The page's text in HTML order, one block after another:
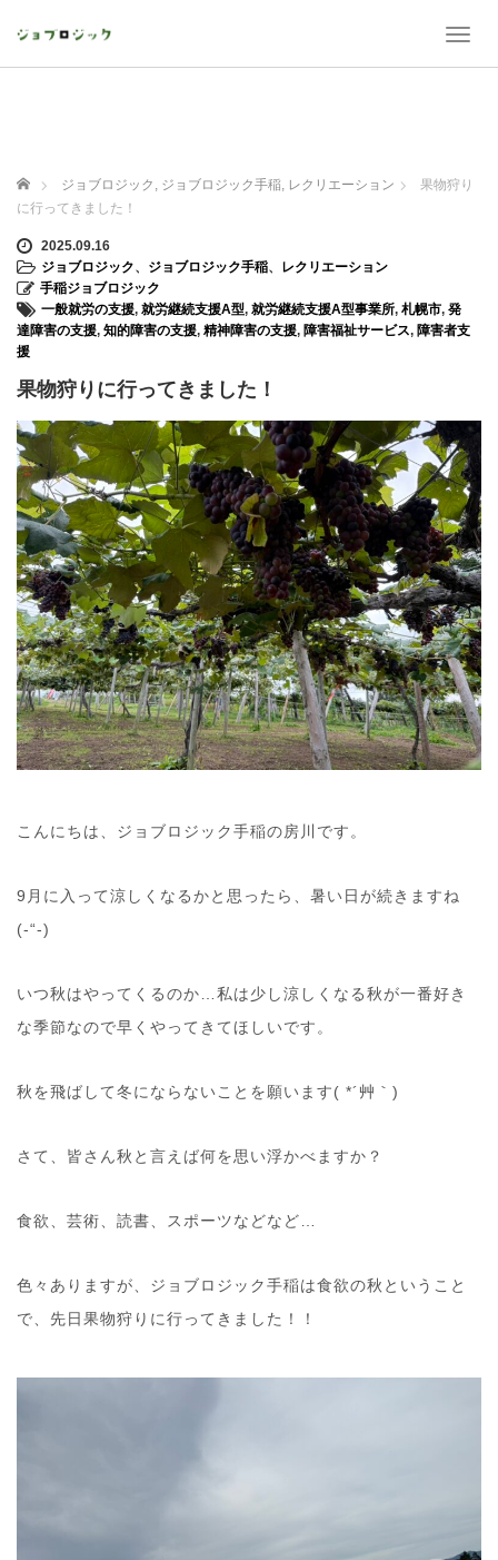
T
a
t
i
ホーム ジョブロジック , ジョブロジック手稲, レクリエーション
果物狩り
に行ってきました！
2025.09.16
ジョブロジック、 ジョブロジック手稲、
レクリエーション
手稲ジョブロジック
一般就労の支援, 就労継続支援A型, 就労継続支援A型事業所, 札幌市, 発
達障害の支援, 知的障害の支援, 精神障害の支援, 障害福祉サービス, 障害者支
援
果物狩りに行ってきました！
こんにちは、ジョブロジック手稲の房川です。
9月に入って涼しくなるかと思ったら、暑い日が続きますね
(-“-)
いつ秋はやってくるのか…私は少し涼しくなる秋が一番好き
な季節なので早くやってきてほしいです。
秋を飛ばして冬にならないことを願います( *´艸｀)
さて、皆さん秋と言えば何を思い浮かべますか？
食欲、芸術、読書、スポーツなどなど…
色々ありますが、ジョブロジック手稲は食欲の秋ということ
で、先日果物狩りに行ってきました！！